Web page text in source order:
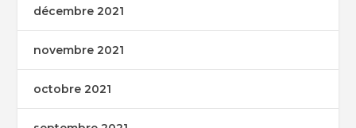
décembre 2021
novembre 2021
octobre 2021